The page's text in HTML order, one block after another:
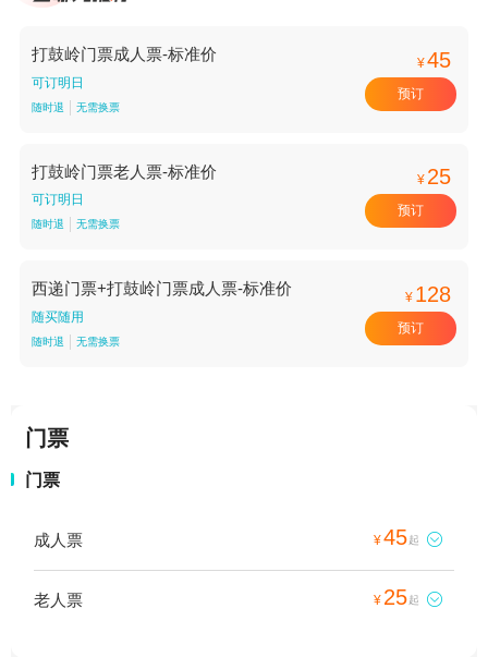
打鼓岭门票成人票-标准价
可订明日
随时退 无需换票
¥45
预订
打鼓岭门票老人票-标准价
可订明日
随时退 无需换票
¥ 25
预订
西递门票+打鼓岭门票成人票-标准价
随买随用
随时退 无需换票
¥ 128
预订
门票
门票
成人票 ¥45起 
老人票 ¥ 25起 